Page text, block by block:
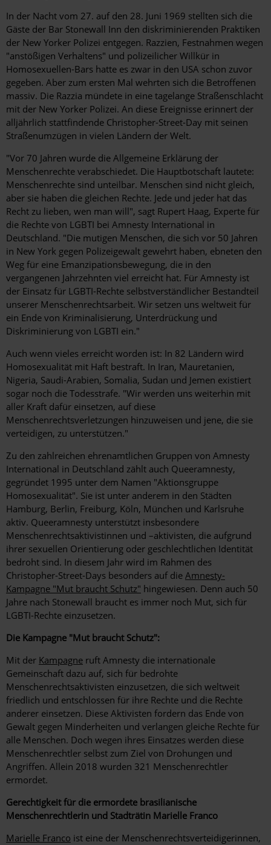
In der Nacht vom 27. auf den 28. Juni 1969 stellten sich die
Gäste der Bar Stonewall Inn den diskriminierenden Praktiken
der New Yorker Polizei entgegen. Razzien, Festnahmen wegen
"anstößigen Verhaltens" und polizeilicher Willkür in
Homosexuellen-Bars hatte es zwar in den USA schon zuvor
gegeben. Aber zum ersten Mal wehrten sich die Betroffenen
massiv. Die Razzia mündete in eine tagelange Straßenschlacht
mit der New Yorker Polizei. An diese Ereignisse erinnert der
alljährlich stattfindende Christopher-Street-Day mit seinen
Straßenumzügen in vielen Ländern der Welt.
"Vor 70 Jahren wurde die Allgemeine Erklärung der
Menschenrechte verabschiedet. Die Hauptbotschaft lautete:
Menschenrechte sind unteilbar. Menschen sind nicht gleich,
aber sie haben die gleichen Rechte. Jede und jeder hat das
Recht zu lieben, wen man will", sagt Rupert Haag, Experte für
die Rechte von LGBTI bei Amnesty International in
Deutschland. "Die mutigen Menschen, die sich vor 50 Jahren
in New York gegen Polizeigewalt gewehrt haben, ebneten den
Weg für eine Emanzipationsbewegung, die in den
vergangenen Jahrzehnten viel erreicht hat. Für Amnesty ist
der Einsatz für LGBTI-Rechte selbstverständlicher Bestandteil
unserer Menschenrechtsarbeit. Wir setzen uns weltweit für
ein Ende von Kriminalisierung, Unterdrückung und
Diskriminierung von LGBTI ein."
Auch wenn vieles erreicht worden ist: In 82 Ländern wird
Homosexualität mit Haft bestraft. In Iran, Mauretanien,
Nigeria, Saudi-Arabien, Somalia, Sudan und Jemen existiert
sogar noch die Todesstrafe. "Wir werden uns weiterhin mit
aller Kraft dafür einsetzen, auf diese
Menschenrechtsverletzungen hinzuweisen und jene, die sie
verteidigen, zu unterstützen."
Zu den zahlreichen ehrenamtlichen Gruppen von Amnesty
International in Deutschland zählt auch Queeramnesty,
gegründet 1995 unter dem Namen "Aktionsgruppe
Homosexualität". Sie ist unter anderem in den Städten
Hamburg, Berlin, Freiburg, Köln, München und Karlsruhe
aktiv. Queeramnesty unterstützt insbesondere
Menschenrechtsaktivistinnen und –aktivisten, die aufgrund
ihrer sexuellen Orientierung oder geschlechtlichen Identität
bedroht sind. In diesem Jahr wird im Rahmen des
Christopher-Street-Days besonders auf die Amnesty-
Kampagne "Mut braucht Schutz" hingewiesen. Denn auch 50
Jahre nach Stonewall braucht es immer noch Mut, sich für
LGBTI-Rechte einzusetzen.
Die Kampagne "Mut braucht Schutz":
Mit der Kampagne ruft Amnesty die internationale
Gemeinschaft dazu auf, sich für bedrohte
Menschenrechtsaktivisten einzusetzen, die sich weltweit
friedlich und entschlossen für ihre Rechte und die Rechte
anderer einsetzen. Diese Aktivisten fordern das Ende von
Gewalt gegen Minderheiten und verlangen gleiche Rechte für
alle Menschen. Doch wegen ihres Einsatzes werden diese
Menschenrechtler selbst zum Ziel von Drohungen und
Angriffen. Allein 2018 wurden 321 Menschenrechtler
ermordet.
Gerechtigkeit für die ermordete brasilianische
Menschenrechtlerin und Stadträtin Marielle Franco
Marielle Franco ist eine der Menschenrechtsverteidigerinnen,